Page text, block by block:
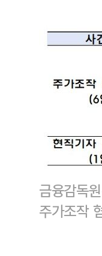
금융감독
주가조작